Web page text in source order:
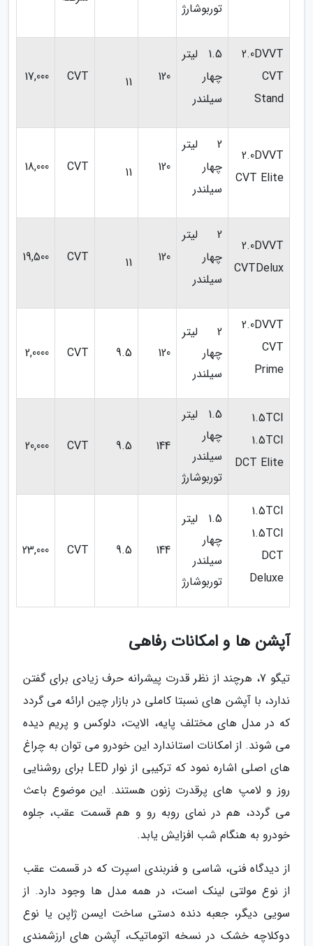
توربوشارژ
2.0DVVT
CVT
Stand
1.5 لیتر
چهار
سیلندر
120
11
CVT
17,000
2.0DVVT
CVT Elite
2 لیتر
چهار
سیلندر
120
11
CVT
18,000
2.0DVVT
CVTDelux
2 لیتر
چهار
سیلندر
120
11
CVT
19,500
2.0DVVT
CVT
Prime
2 لیتر
چهار
سیلندر
120
9.5
CVT
2,0000
1.5TCI
1.5TCI
DCT Elite
1.5 لیتر
چهار
سیلندر
توربوشارژ
144
9.5
CVT
20,000
1.5TCI
1.5TCI
DCT
Deluxe
1.5 لیتر
چهار
سیلندر
توربوشارژ
144
9.5
CVT
23,000
آپشن ها و امکانات رفاهی
تیگو 7، هرچند از نظر قدرت پیشرانه حرف زیادی برای گفتن
ندارد، با آپشن های نسبتا کاملی در بازار چین ارائه می گردد
که در مدل های مختلف پایه، الایت، دلوکس و پریم دیده
می شوند. از امکانات استاندارد این خودرو می توان به چراغ
های اصلی اشاره نمود که ترکیبی از نوار LED برای روشنایی
روز و لامپ های پرقدرت زنون هستند. این موضوع باعث
می گردد، هم در نمای روبه رو و هم قسمت عقب، جلوه
خودرو به هنگام شب افزایش یابد.
از دیدگاه فنی، شاسی و فنربندی اسپرت که در قسمت عقب
از نوع مولتی لینک است، در همه مدل ها وجود دارد. از
سویی دیگر، جعبه دنده دستی ساخت ایسن ژاپن یا نوع
دوکلاچه خشک در نسخه اتوماتیک، آپشن های ارزشمندی